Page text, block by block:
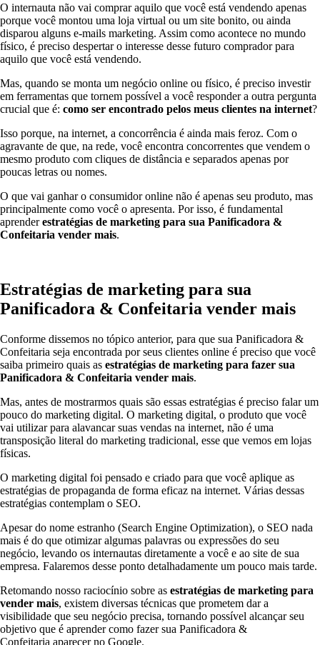
O internauta não vai comprar aquilo que você está vendendo apenas
porque você montou uma loja virtual ou um site bonito, ou ainda
disparou alguns e-mails marketing. Assim como acontece no mundo
físico, é preciso despertar o interesse desse futuro comprador para
aquilo que você está vendendo.
Mas, quando se monta um negócio online ou físico, é preciso investir
em ferramentas que tornem possível a você responder a outra pergunta
crucial que é: como ser encontrado pelos meus clientes na internet?
Isso porque, na internet, a concorrência é ainda mais feroz. Com o
agravante de que, na rede, você encontra concorrentes que vendem o
mesmo produto com cliques de distância e separados apenas por
poucas letras ou nomes.
O que vai ganhar o consumidor online não é apenas seu produto, mas
principalmente como você o apresenta. Por isso, é fundamental
aprenderestratégias de marketing para sua Panificadora &
Confeitaria vender mais.
Estratégias de marketing para sua
Panificadora & Confeitaria vender mais
Conforme dissemos no tópico anterior, para que sua Panificadora &
Confeitaria seja encontrada por seus clientes online é preciso que você
saiba primeiro quais as estratégias de marketing para fazer sua
Panificadora & Confeitaria vender mais.
Mas, antes de mostrarmos quais são essas estratégias é preciso falar um
pouco do marketing digital. O marketing digital, o produto que você
vai utilizar para alavancar suas vendas na internet, não é uma
transposição literal do marketing tradicional, esse que vemos em lojas
físicas.
O marketing digital foi pensado e criado para que você aplique as
estratégias de propaganda de forma eficaz na internet. Várias dessas
estratégias contemplam o SEO.
Apesar do nome estranho (Search Engine Optimization), o SEO nada
mais é do que otimizar algumas palavras ou expressões do seu
negócio, levando os internautas diretamente a você e ao site de sua
empresa. Falaremos desse ponto detalhadamente um pouco mais tarde.
Retomando nosso raciocínio sobre as estratégias de marketing para
vender mais, existem diversas técnicas que prometem dar a
visibilidade que seu negócio precisa, tornando possível alcançar seu
objetivo que é aprender como fazer sua Panificadora &
Confeitaria aparecer no Google.